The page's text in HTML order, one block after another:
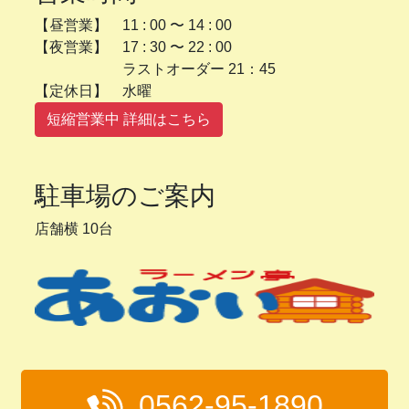
【昼営業】 11 : 00 〜 14 : 00
【夜営業】 17 : 30 〜 22 : 00
ラストオーダー 21：45
【定休日】 水曜
短縮営業中 詳細はこちら
駐車場のご案内
店舗横 10台